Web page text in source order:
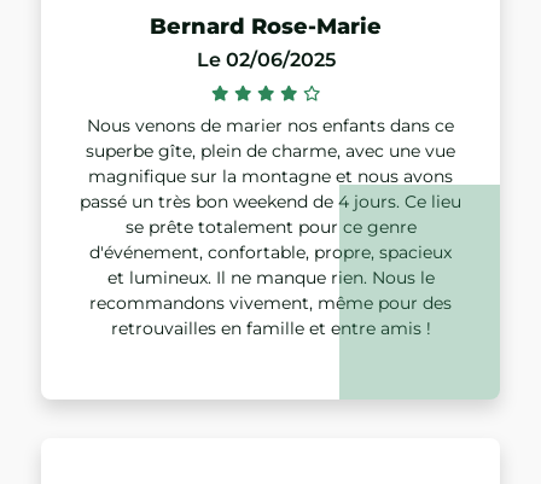
Bernard Rose-Marie
Le 02/06/2025
Nous venons de marier nos enfants dans ce
superbe gîte, plein de charme, avec une vue
magnifique sur la montagne et nous avons
passé un très bon weekend de 4 jours. Ce lieu
se prête totalement pour ce genre
d'événement, confortable, propre, spacieux
et lumineux. Il ne manque rien. Nous le
recommandons vivement, même pour des
retrouvailles en famille et entre amis !